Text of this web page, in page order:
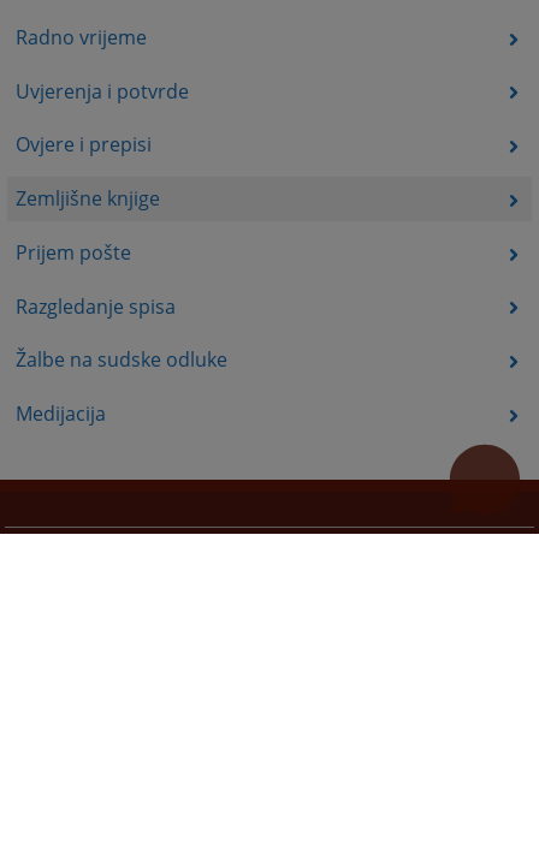
Radno vrijeme
Uvjerenja i potvrde
Ovjere i prepisi
Zemljišne knjige
Prijem pošte
Razgledanje spisa
Žalbe na sudske odluke
Medijacija